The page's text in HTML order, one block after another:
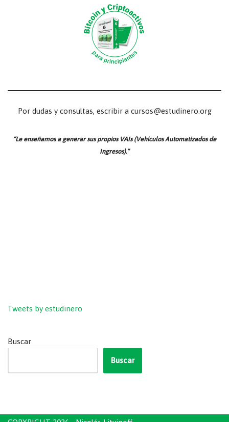
Por dudas y consultas, escribir a cursos@estudinero.org
“Le enseñamos a generar sus propios VAIs (Vehículos Automatizados de
Ingresos).”
Tweets by estudinero
Buscar
Buscar